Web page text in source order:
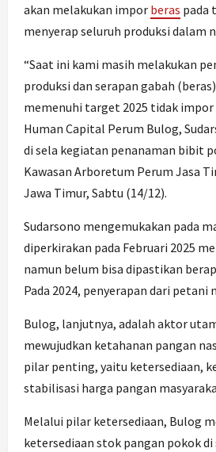
akan melakukan impor beras pada
menyerap seluruh produksi dalam
“Saat ini kami masih melakukan
produksi dan serapan gabah
memenuhi target 2025 tidak impor
Human Capital Perum Bulog,
di sela kegiatan penanaman bibit
Kawasan Arboretum Perum Jasa
Jawa Timur, Sabtu (14/12).
Sudarsono mengemukakan pada
diperkirakan pada Februari 2025
namun belum bisa dipastikan
Pada 2024, penyerapan dari petani
Bulog, lanjutnya, adalah aktor
mewujudkan ketahanan pangan
pilar penting, yaitu ketersediaan,
stabilisasi harga pangan
Melalui pilar ketersediaan, Bulog
ketersediaan stok pangan pokok